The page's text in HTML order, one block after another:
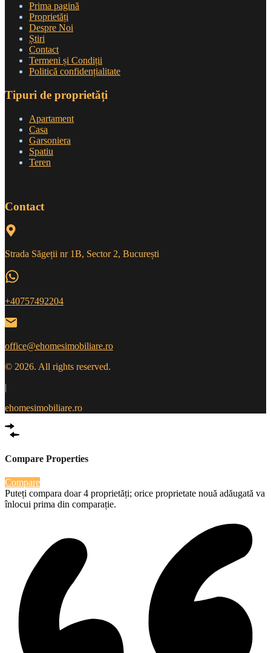
Prima pagină
Proprietăți
Despre Noi
Știri
Contact
Termeni și Condiții
Politică confidențialitate
Tipuri de proprietăți
Apartament
Casa
Garsoniera
Spatiu
Teren
Contact
Strada Săgeții nr 1B, Sector 2, București
+40757492204
office@ehomesimobiliare.ro
© 2026. All rights reserved.
|
ehomesimobiliare.ro
Compare Properties
Compare
Puteți compara doar 4 proprietăți; orice proprietate nouă adăugată va
înlocui prima din comparație.